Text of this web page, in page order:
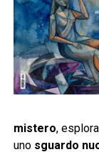
mistero,
uno sguardo